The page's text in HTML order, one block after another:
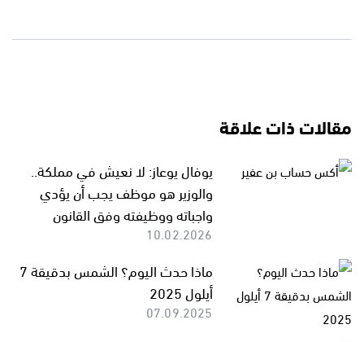
مقالات ذات علاقة
يوفال يوعاز: لا نعيش في مملكة..
والوزير هو موظف يجب أن يؤدي
واجباته ووظيفته وفق القانون
10.02.2026
ماذا حدث اليوم؟ الشمس بدقيقة 7
أيلول 2025
07.09.2025